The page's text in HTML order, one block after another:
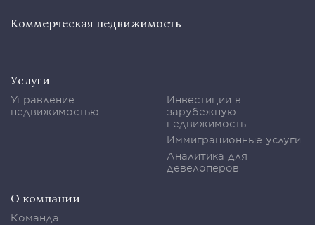
Коммерческая недвижимость
Услуги
Управление
недвижимостью
Инвестиции в
зарубежную
недвижимость
Иммиграционные услуги
Аналитика для
девелоперов
О компании
Команда